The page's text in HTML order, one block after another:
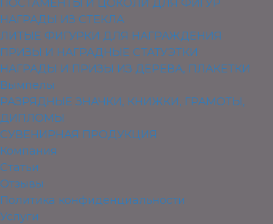
ПОСТАМЕНТЫ И ЦОКОЛИ ДЛЯ ФИГУР
НАГРАДЫ ИЗ СТЕКЛА
ЛИТЫЕ ФИГУРКИ ДЛЯ НАГРАЖДЕНИЯ
ПРИЗЫ И НАГРАДНЫЕ СТАТУЭТКИ
НАГРАДЫ И ПРИЗЫ ИЗ ДЕРЕВА, ПЛАКЕТКИ
Вымпелы
РАЗРЯДНЫЕ ЗНАЧКИ, КНИЖКИ, ГРАМОТЫ,
ДИПЛОМЫ
СУВЕНИРНАЯ ПРОДУКЦИЯ
Компания
Статьи
Отзывы
Политика конфиденциальности
Услуги